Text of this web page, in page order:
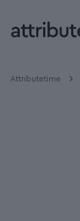
Attributetime